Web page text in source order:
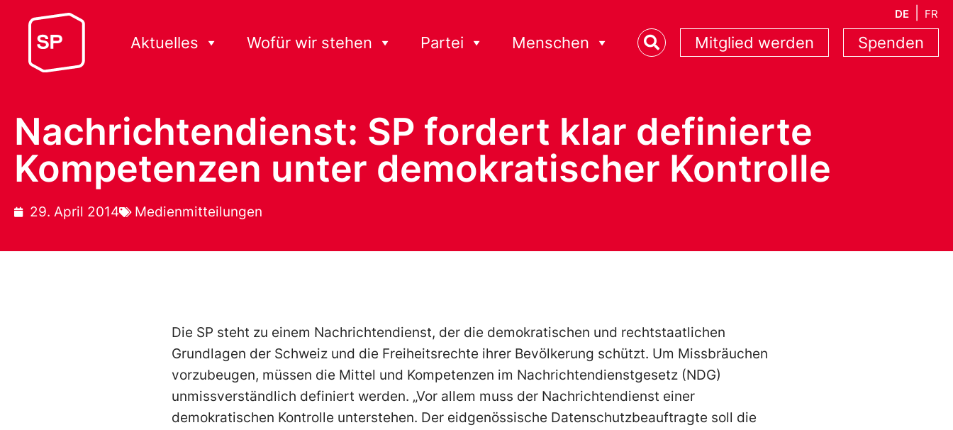
DE FR
Aktuelles Wofür wir stehen Partei Menschen Mitglied werden Spenden
Nachrichtendienst: SP fordert klar definierte
Kompetenzen unter demokratischer Kontrolle
29. April 2014 Medienmitteilungen
Die SP steht zu einem Nachrichtendienst, der die demokratischen und rechtstaatlichen
Grundlagen der Schweiz und die Freiheitsrechte ihrer Bevölkerung schützt. Um Missbräuchen
vorzubeugen, müssen die Mittel und Kompetenzen im Nachrichtendienstgesetz (NDG)
unmissverständlich definiert werden. „Vor allem muss der Nachrichtendienst einer
demokratischen Kontrolle unterstehen. Der eidgenössische Datenschutzbeauftragte soll die